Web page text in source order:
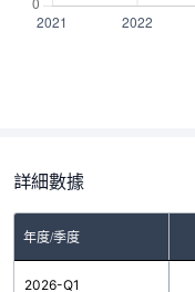
詳細數據
年度/季度
2026-Q1